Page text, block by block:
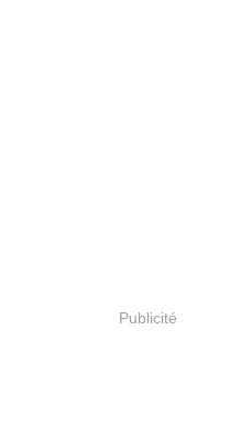
Publicité